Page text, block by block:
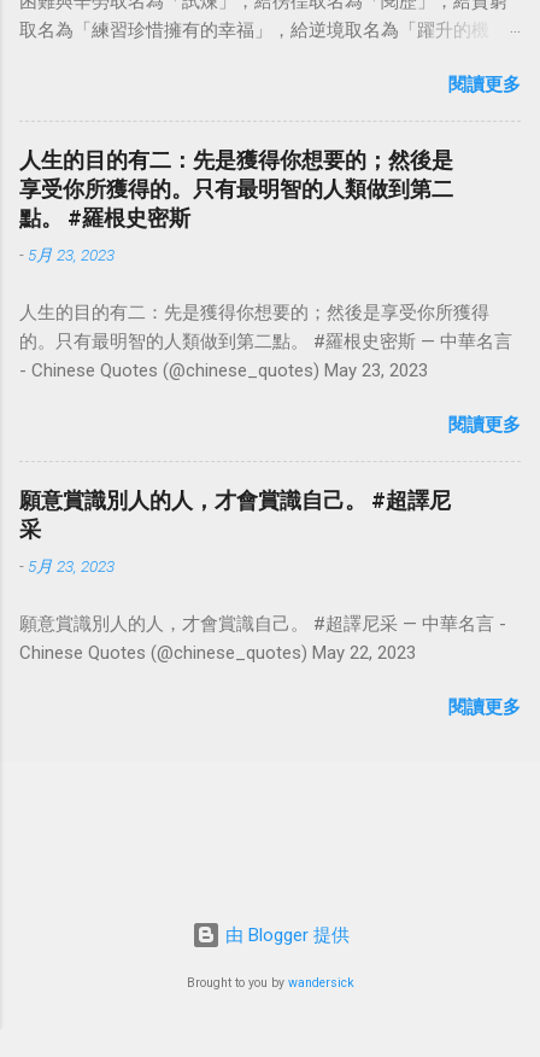
取名為「練習珍惜擁有的幸福」，給逆境取名為「躍升的機
點看事情，就不會覺得活著是一件沉重的事。#超譯尼采 — 中
華名言 - Chinese Quotes (@chinese_quotes) May 23, 2023
閱讀更多
人生的目的有二：先是獲得你想要的；然後是
享受你所獲得的。只有最明智的人類做到第二
點。 #羅根史密斯
- 5月 23, 2023
人生的目的有二：先是獲得你想要的；然後是享受你所獲得
的。只有最明智的人類做到第二點。 #羅根史密斯 — 中華名言
- Chinese Quotes (@chinese_quotes) May 23, 2023
閱讀更多
願意賞識別人的人，才會賞識自己。 #超譯尼
采
- 5月 23, 2023
願意賞識別人的人，才會賞識自己。 #超譯尼采 — 中華名言 -
Chinese Quotes (@chinese_quotes) May 22, 2023
閱讀更多
由 Blogger 提供
Brought to you by wandersick